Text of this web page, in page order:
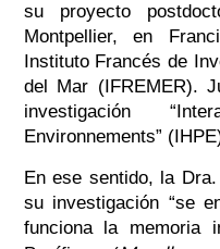
su proyecto
Montpellier, en
Instituto Francés de
del Mar (IFREMER).
investigación
Environnements”
En ese sentido, la
su investigación “se
funciona la memoria